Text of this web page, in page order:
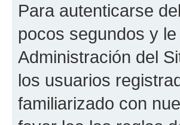
Para autenticarse
pocos segundos y
Administración del
los usuarios
familiarizado con